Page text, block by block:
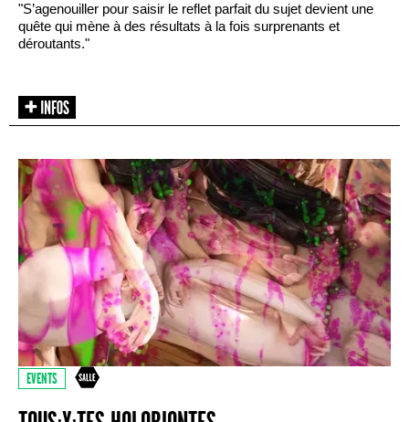
"S’agenouiller pour saisir le reflet parfait du sujet devient une
quête qui mène à des résultats à la fois surprenants et
déroutants."
EVENTS